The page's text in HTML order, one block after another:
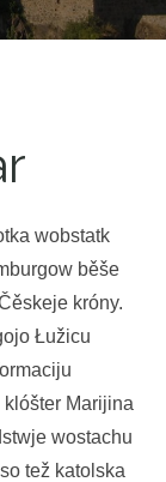
wobstatk
běše
króny.
Łužicu
Marijina
wostachu
tež katolska